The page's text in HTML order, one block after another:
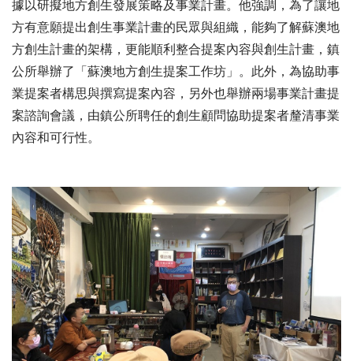
據以研擬地方創生發展策略及事業計畫。他強調，為了讓地
方有意願提出創生事業計畫的民眾與組織，能夠了解蘇澳地
方創生計畫的架構，更能順利整合提案內容與創生計畫，鎮
公所舉辦了「蘇澳地方創生提案工作坊」。此外，為協助事
業提案者構思與撰寫提案內容，另外也舉辦兩場事業計畫提
案諮詢會議，由鎮公所聘任的創生顧問協助提案者釐清事業
內容和可行性。